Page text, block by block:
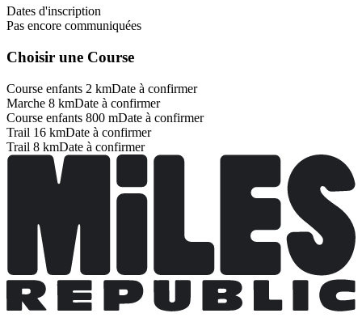
Dates d'inscription
Pas encore communiquées
Choisir une Course
Course enfants 2 kmDate à confirmer
Marche 8 kmDate à confirmer
Course enfants 800 mDate à confirmer
Trail 16 kmDate à confirmer
Trail 8 kmDate à confirmer